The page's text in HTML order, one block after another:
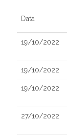
Data
19/10/2022
19/10/2022
19/10/2022
27/10/2022